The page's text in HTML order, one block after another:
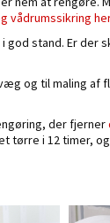
vådrumssikring
stand. Er der
og til maling
der fjerner
i 12 timer,